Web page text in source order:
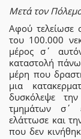
Μετά τον
Αφού τελείωσε
του 100.000
μέρος σ΄
καταστολή
μέρη που
μια
δυσκόλεψε
τμημάτων σ΄
ελάττωσε και
που δεν